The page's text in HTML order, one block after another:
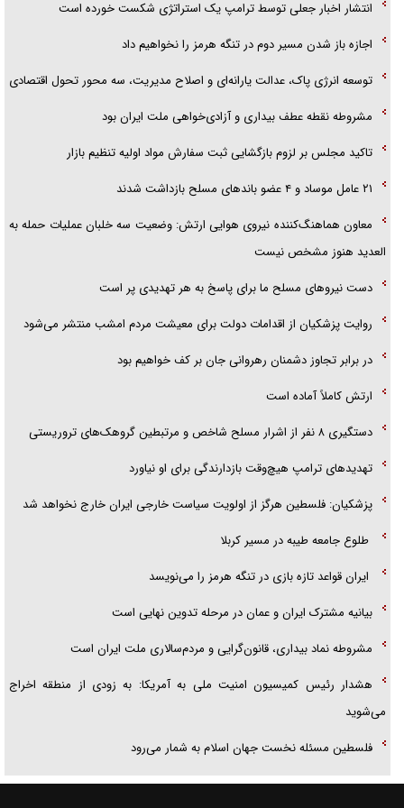
انتشار اخبار جعلی توسط ترامپ یک استراتژی شکست خورده است
اجازه باز شدن مسیر دوم در تنگه هرمز را نخواهیم داد
توسعه انرژی پاک، عدالت یارانه‌ای و اصلاح مدیریت، سه محور تحول اقتصادی
مشروطه نقطه عطف بیداری و آزادی‌خواهی ملت ایران بود
تاکید مجلس بر لزوم بازگشایی ثبت سفارش مواد اولیه تنظیم بازار
۲۱ عامل موساد و ۴ عضو باند‌های مسلح بازداشت شدند
معاون هماهنگ‌کننده نیروی هوایی ارتش: وضعیت سه خلبان عملیات حمله به
العدید هنوز مشخص نیست
دست نیرو‌های مسلح ما برای پاسخ به هر تهدیدی پر است
روایت پزشکیان از اقدامات دولت برای معیشت مردم امشب منتشر می‌شود
در برابر تجاوز دشمنان رهروانی جان بر کف خواهیم بود
ارتش کاملاً آماده است
دستگیری ۸ نفر از اشرار مسلح شاخص و مرتبطین گروهک‌های تروریستی
تهدید‌های ترامپ هیچ‌وقت بازدارندگی برای او نیاورد
پزشکیان: فلسطین هرگز از اولویت سیاست خارجی ایران خارج نخواهد شد
طلوع جامعه طیبه در مسیر کربلا
ایران قواعد تازه بازی در تنگه هرمز را می‌نویسد
بیانیه مشترک ایران و عمان در مرحله تدوین نهایی است
مشروطه نماد بیداری، قانون‌گرایی و مردم‌سالاری ملت ایران است
هشدار رئیس کمیسیون امنیت ملی به آمریکا: به زودی از منطقه اخراج
می‌شوید
فلسطین مسئله نخست جهان اسلام به شمار می‌رود